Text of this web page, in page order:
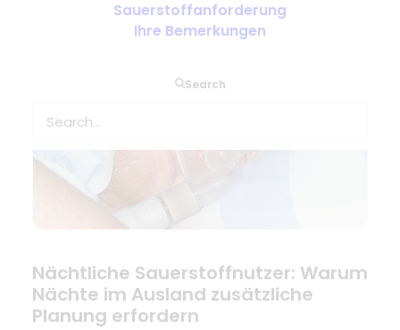
Sauerstoffanforderung
Ihre Bemerkungen
Search
Nächtliche Sauerstoffnutzer: Warum
Nächte im Ausland zusätzliche
Planung erfordern